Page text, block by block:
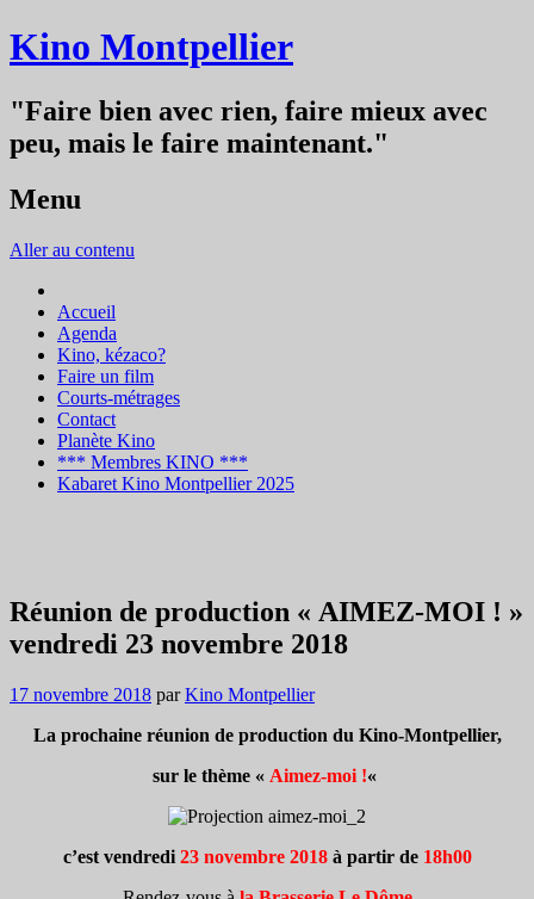
Kino Montpellier
"Faire bien avec rien, faire mieux avec
peu, mais le faire maintenant."
Menu
Aller au contenu
Accueil
Agenda
Kino, kézaco?
Faire un film
Courts-métrages
Contact
Planète Kino
*** Membres KINO ***
Kabaret Kino Montpellier 2025
Réunion de production « AIMEZ-MOI ! »
vendredi 23 novembre 2018
17 novembre 2018 parKino Montpellier
La prochaine réunion de production du Kino-Montpellier,
sur le thème « Aimez-moi !«
c’est vendredi 23 novembre2018à partir de18h00